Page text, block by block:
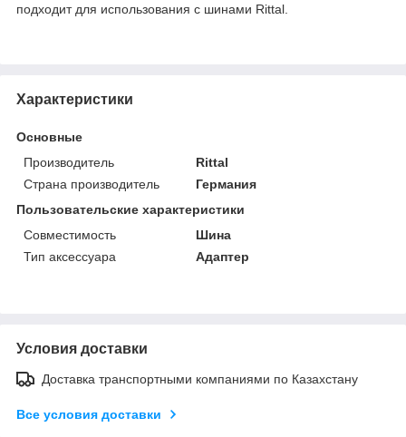
подходит для использования с шинами Rittal.
Характеристики
Основные
Производитель
Rittal
Страна производитель
Германия
Пользовательские характеристики
Совместимость
Шина
Тип аксессуара
Адаптер
Условия доставки
Доставка транспортными компаниями по Казахстану
Все условия доставки